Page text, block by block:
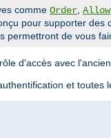
comme Order, Allow
pour supporter des
permettront de vous
d'accès avec
et toutes